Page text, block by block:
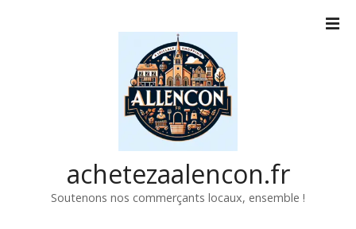
achetezaalencon.fr
Soutenons nos commerçants locaux, ensemble !